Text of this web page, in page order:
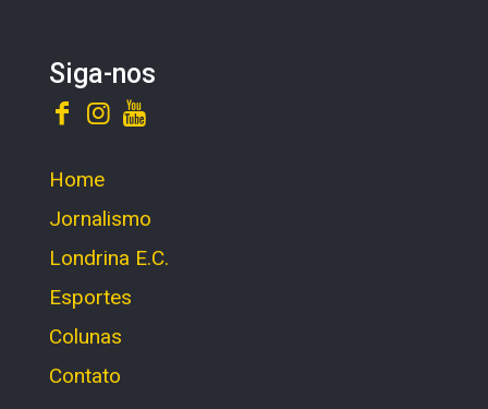
Siga-nos
Home
Jornalismo
Londrina E.C.
Esportes
Colunas
Contato